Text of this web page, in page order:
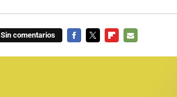
Sin comentarios